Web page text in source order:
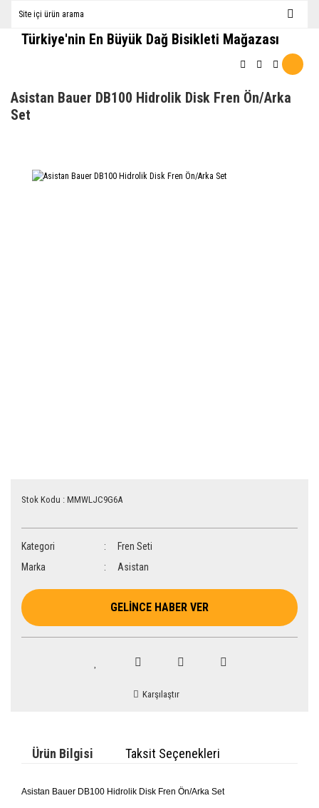
Türkiye'nin En Büyük Dağ Bisikleti Mağazası
Asistan Bauer DB100 Hidrolik Disk Fren Ön/Arka
Set
Stok Kodu : MMWLJC9G6A
Kategori
Fren Seti
Marka
Asistan
GELİNCE HABER VER
Karşılaştır
Ürün Bilgisi Taksit Seçenekleri
Asistan Bauer DB100 Hidrolik Disk Fren Ön/Arka Set